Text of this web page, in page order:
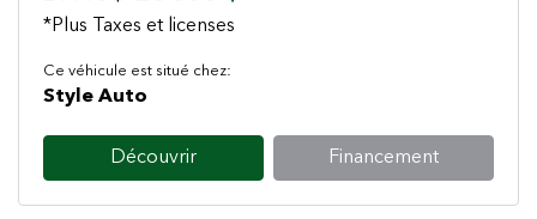
*Plus Taxes et licenses
Ce véhicule est situé chez:
Style Auto
Découvrir Financement